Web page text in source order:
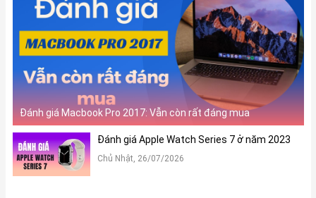
Đánh giá Macbook Pro 2017: Vẫn còn rất đáng mua
Đánh giá Apple Watch Series 7 ở năm 2023
Chủ Nhật, 26/07/2026